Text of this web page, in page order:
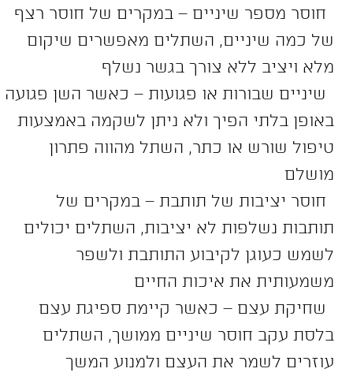
חוסר מספר שיניים – במקרים של חוסר רצף
של כמה שיניים, השתלים מאפשרים שיקום
מלא ויציב ללא צורך בגשר נשלף
שיניים שבורות או פגועות – כאשר השן פגועה
באופן בלתי הפיך ולא ניתן לשקמה באמצעות
טיפול שורש או כתר, השתל מהווה פתרון
מושלם
חוסר יציבות של תותבת – במקרים של
תותבות נשלפות לא יציבות, השתלים יכולים
לשמש כעוגן לקיבוע התותבת ולשפר
משמעותית את איכות החיים
שחיקת עצם – כאשר קיימת ספיגת עצם
בלסת עקב חוסר שיניים ממושך, השתלים
עוזרים לשמר את העצם ולמנוע המשך